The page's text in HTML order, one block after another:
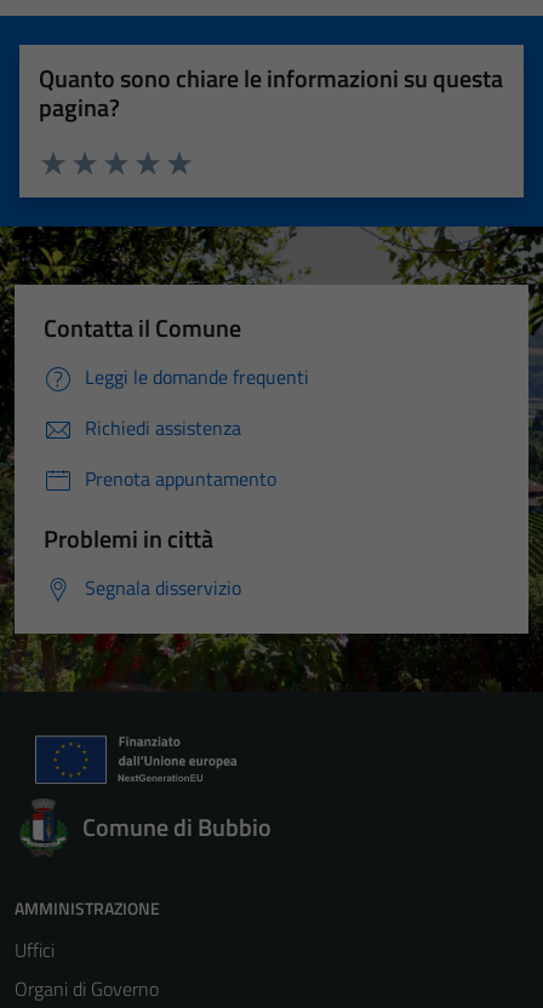
Quanto sono chiare le informazioni su questa
pagina?
Valuta 5 stelle su 5
Valuta 4 stelle su 5
Valuta 3 stelle su 5
Valuta 2 stelle su 5
Valuta 1 stelle su 5
Contatta il Comune
Leggi le domande frequenti
Richiedi assistenza
Prenota appuntamento
Problemi in città
Segnala disservizio
Comune di Bubbio
AMMINISTRAZIONE
Uffici
Organi di Governo